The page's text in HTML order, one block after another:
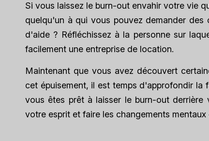
Si vous laissez le burn-out envahir votre vie
quelqu'un à qui vous pouvez demander
d'aide ? Réfléchissez à la personne sur
facilement une entreprise de location.
Maintenant que vous avez découvert
cet épuisement, il est temps d'approfondir
vous êtes prêt à laisser le burn-out
votre esprit et faire les changements